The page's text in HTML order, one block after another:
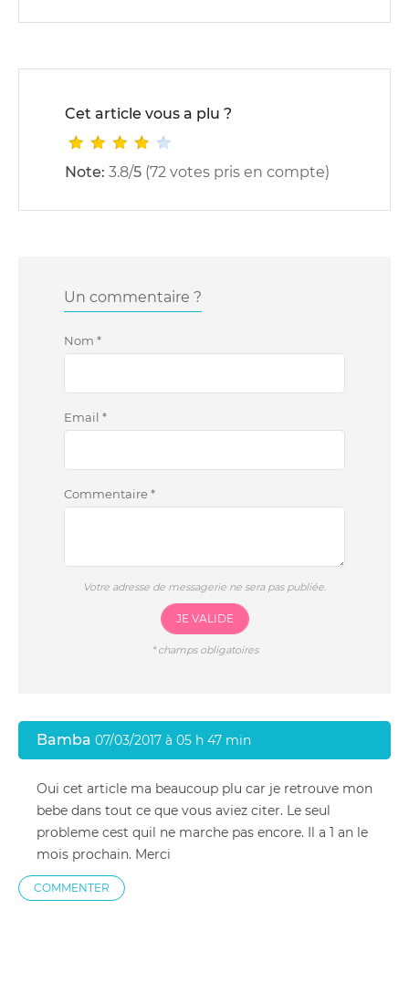
Cet article vous a plu ?
Note: 3.8/5 (72 votes pris en compte)
Un commentaire ?
Nom *
Email *
Commentaire*
Votre adresse de messagerie ne sera pas publiée.
JE VALIDE
*champs obligatoires
Bamba 07/03/2017 à 05 h 47 min
Oui cet article ma beaucoup plu car je retrouve mon
bebe dans tout ce que vous aviez citer. Le seul
probleme cest quil ne marche pas encore. Il a 1 an le
mois prochain. Merci
COMMENTER